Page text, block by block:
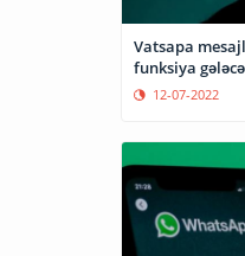
Vatsapa
funksiya
12-07-2022